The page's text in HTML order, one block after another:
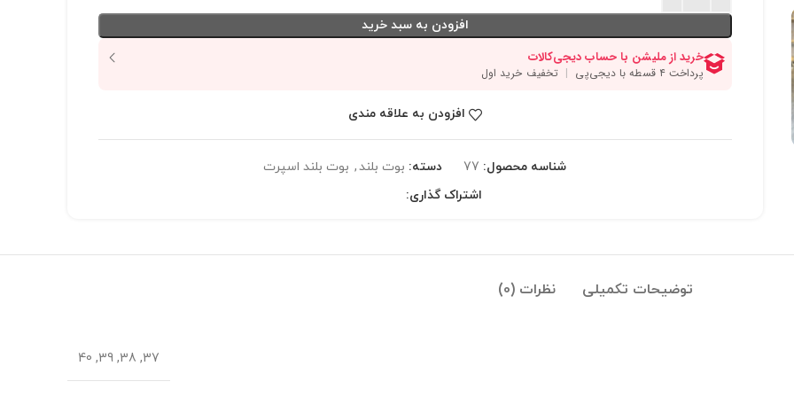
افزودن به سبد خرید
افزودن به علاقه مندی
شناسه محصول: 77 دسته: بوت بلند, بوت بلند اسپرت
اشتراک گذاری:
توضیحات تکمیلی نظرات (0)
37, 38, 39, 40